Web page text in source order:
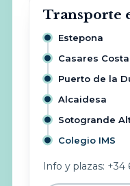
Transporte
Estepona
Casares Costa
Puerto de la
Alcaidesa
Sotogrande
Colegio IMS
Info y plazas: